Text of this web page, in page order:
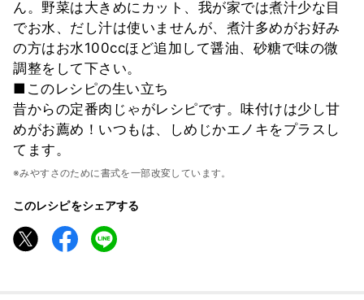
ん。野菜は大きめにカット、我が家では煮汁少な目
でお水、だし汁は使いませんが、煮汁多めがお好み
の方はお水100ccほど追加して醤油、砂糖で味の微
調整をして下さい。
■このレシピの生い立ち
昔からの定番肉じゃがレシピです。味付けは少し甘
めがお薦め！いつもは、しめじかエノキをプラスし
てます。
※みやすさのために書式を一部改変しています。
このレシピをシェアする